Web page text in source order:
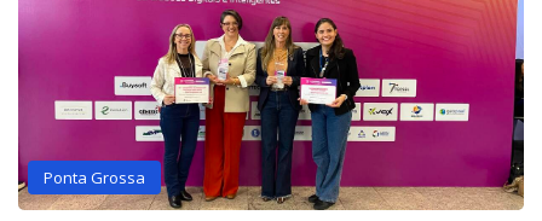
Ponta Grossa